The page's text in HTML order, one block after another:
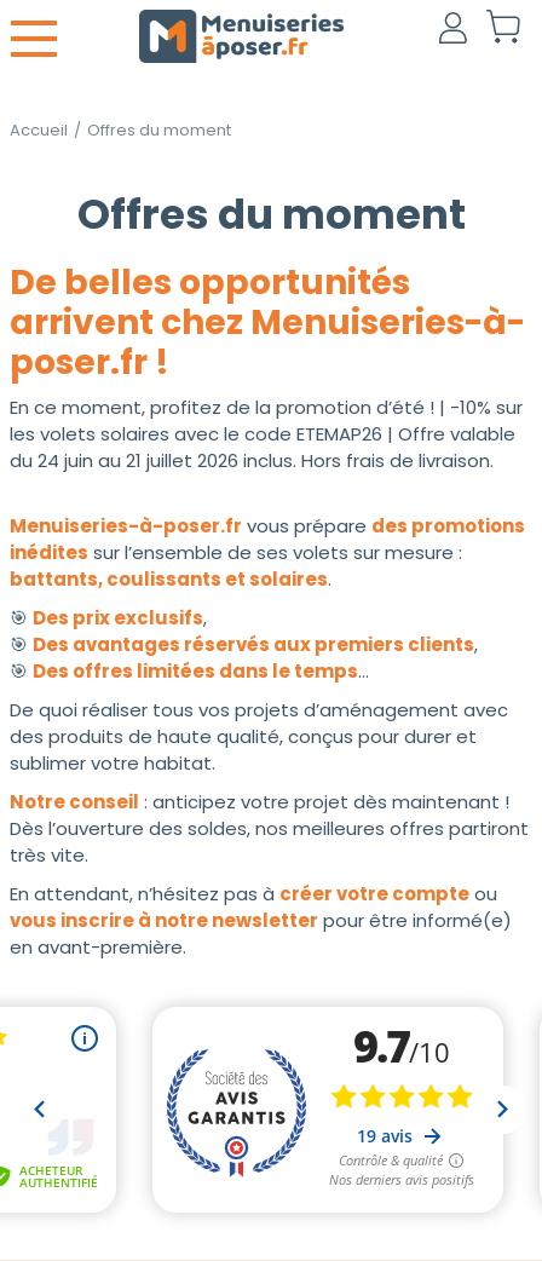
Accueil / Offres du moment
Offres du moment
De belles opportunités
arrivent chez Menuiseries-à-
poser.fr !
En ce moment, profitez de la promotion d’été ! | -10% sur
les volets solaires avec le code ETEMAP26 | Offre valable
du 24 juin au 21 juillet 2026 inclus. Hors frais de livraison.
Menuiseries-à-poser.fr vous prépare des promotions
inédites sur l’ensemble de ses volets sur mesure :
battants, coulissants et solaires.
🎯 Des prix exclusifs,
🎯 Des avantages réservés aux premiers clients,
🎯 Des offres limitées dans le temps…
De quoi réaliser tous vos projets d’aménagement avec
des produits de haute qualité, conçus pour durer et
sublimer votre habitat.
Notre conseil : anticipez votre projet dès maintenant !
Dès l’ouverture des soldes, nos meilleures offres partiront
très vite.
En attendant, n’hésitez pas à créer votre compteou
vous inscrire à notre newsletter pour être informé(e)
en avant-première.